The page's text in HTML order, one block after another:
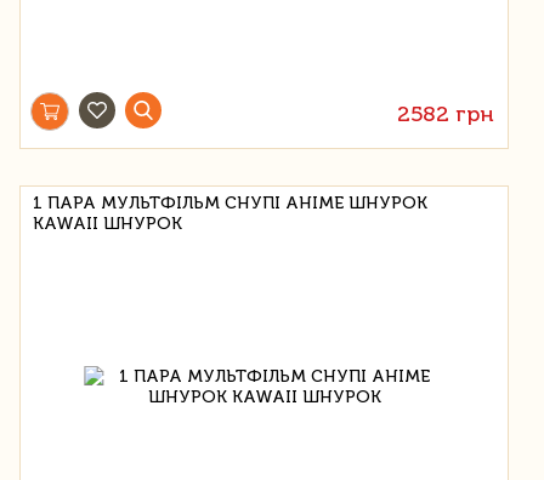
2582 грн
1 ПАРА МУЛЬТФІЛЬМ СНУПІ АНІМЕ ШНУРОК
KAWAII ШНУРОК